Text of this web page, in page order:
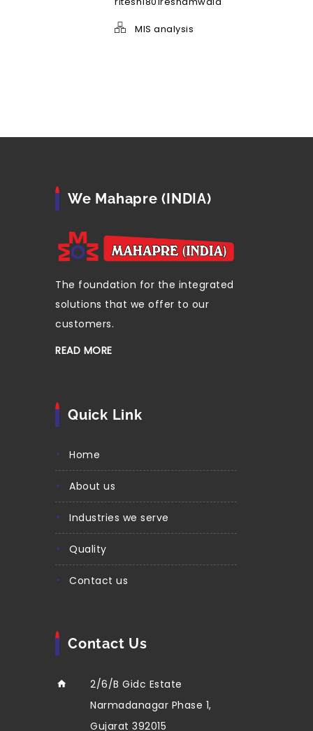
MIS analysis
We Mahapre (INDIA)
The foundation for the integrated
solutions that we offer to our
customers.
READ MORE
Quick Link
home
about us
industries we serve
quality
contact us
Contact Us
2/6/B Gidc Estate
Narmadanagar Phase 1,
Gujarat 392015